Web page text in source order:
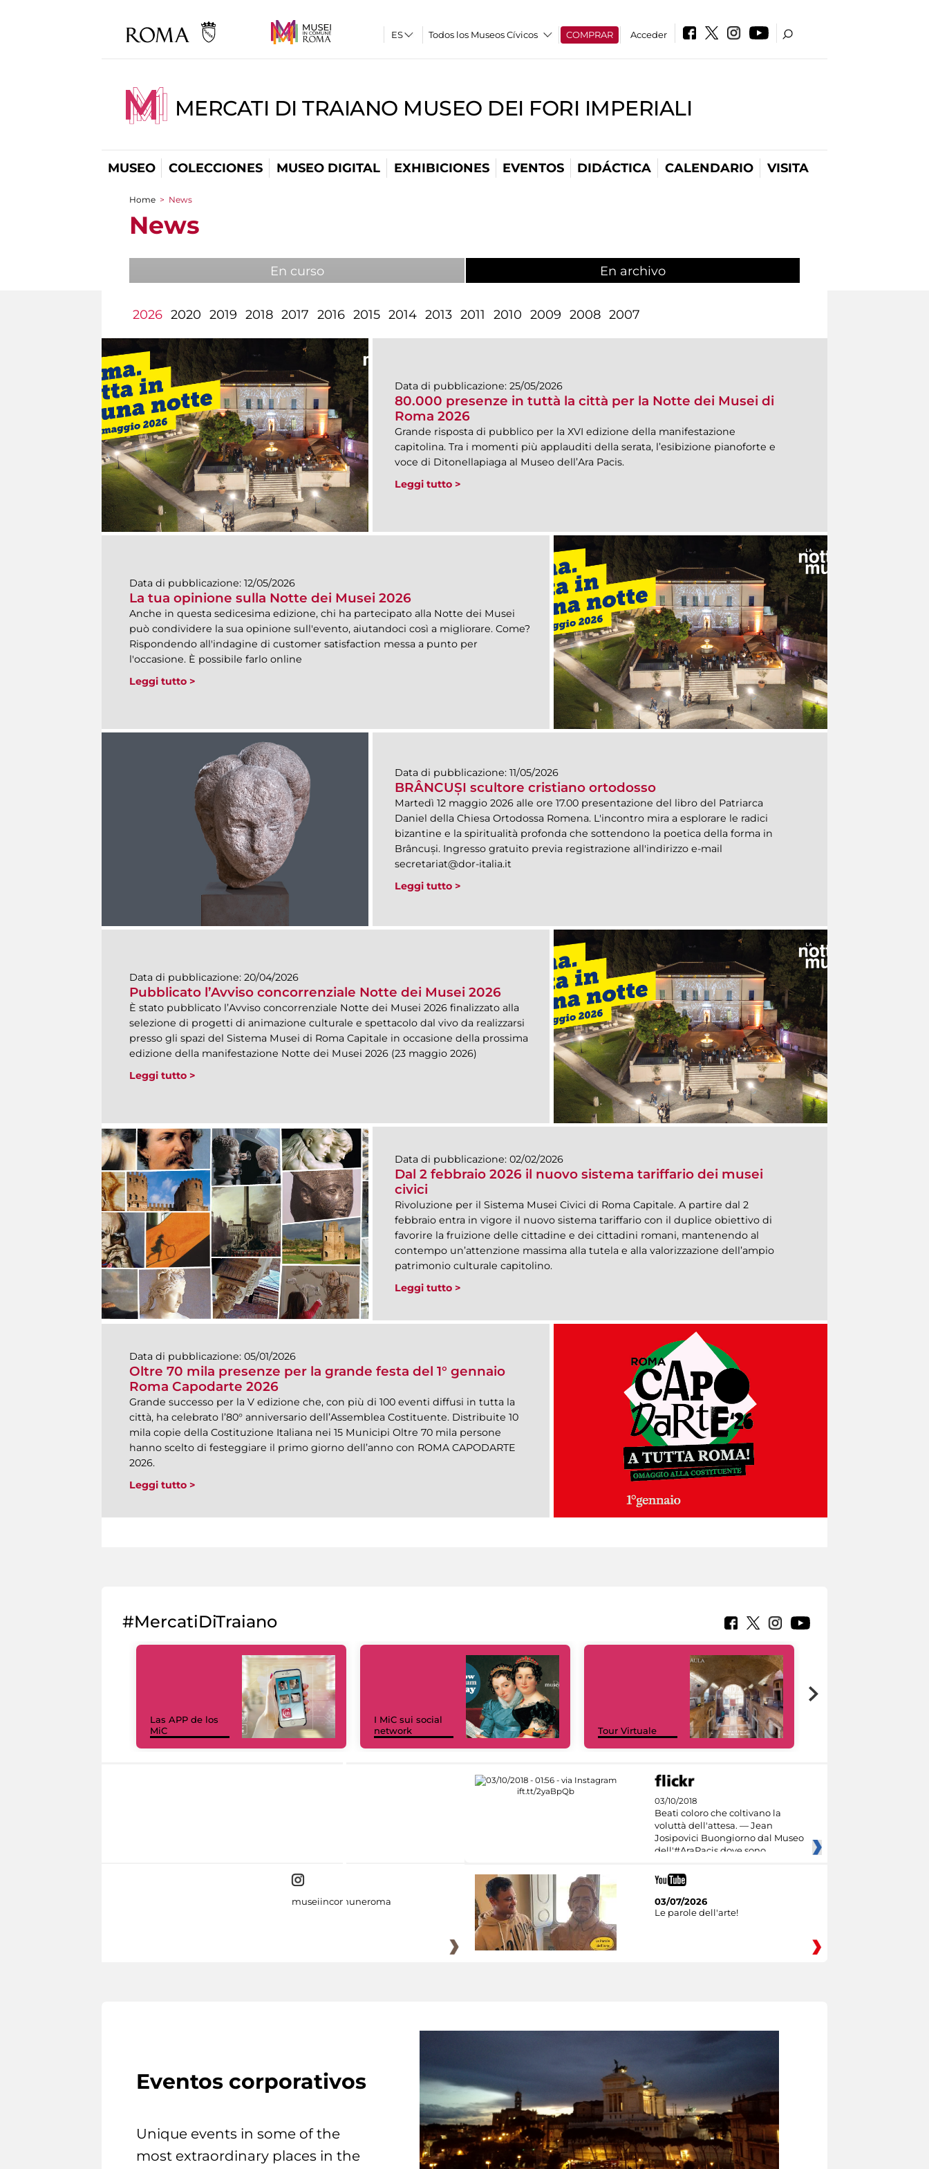
Todos los Museos Cívicos COMPRAR Acceder
MERCATI DI TRAIANO MUSEO DEI FORI IMPERIALI
MUSEO COLECCIONES MUSEO DIGITAL EXHIBICIONES EVENTOS DIDÁCTICA CALENDARIO VISITA
You are here
Home > News
News
En curso En archivo
2026 2020 2019 2018 2017 2016 2015 2014 2013 2011 2010 2009 2008 2007
Data di pubblicazione: 25/05/2026
80.000 presenze in tuttà la città per la Notte dei Musei di
Roma 2026
Grande risposta di pubblico per la XVI edizione della manifestazione
capitolina. Tra i momenti più applauditi della serata, l’esibizione pianoforte e
voce di Ditonellapiaga al Museo dell’Ara Pacis.
Leggi tutto >
Data di pubblicazione: 12/05/2026
La tua opinione sulla Notte dei Musei 2026
Anche in questa sedicesima edizione, chi ha partecipato alla Notte dei Musei
può condividere la sua opinione sull'evento, aiutandoci così a migliorare. Come?
Rispondendo all'indagine di customer satisfaction messa a punto per
l'occasione. È possibile farlo online
Leggi tutto >
Data di pubblicazione: 11/05/2026
BRÂNCUȘI scultore cristiano ortodosso
Martedì 12 maggio 2026 alle ore 17.00 presentazione del libro del Patriarca
Daniel della Chiesa Ortodossa Romena. L'incontro mira a esplorare le radici
bizantine e la spiritualità profonda che sottendono la poetica della forma in
Brâncuși. Ingresso gratuito previa registrazione all'indirizzo e-mail
secretariat@dor-italia.it
Leggi tutto >
Data di pubblicazione: 20/04/2026
Pubblicato l’Avviso concorrenziale Notte dei Musei 2026
È stato pubblicato l’Avviso concorrenziale Notte dei Musei 2026 finalizzato alla
selezione di progetti di animazione culturale e spettacolo dal vivo da realizzarsi
presso gli spazi del Sistema Musei di Roma Capitale in occasione della prossima
edizione della manifestazione Notte dei Musei 2026 (23 maggio 2026)
Leggi tutto >
Data di pubblicazione: 02/02/2026
Dal 2 febbraio 2026 il nuovo sistema tariffario dei musei
civici
Rivoluzione per il Sistema Musei Civici di Roma Capitale. A partire dal 2
febbraio entra in vigore il nuovo sistema tariffario con il duplice obiettivo di
favorire la fruizione delle cittadine e dei cittadini romani, mantenendo al
contempo un’attenzione massima alla tutela e alla valorizzazione dell’ampio
patrimonio culturale capitolino.
Leggi tutto >
Data di pubblicazione: 05/01/2026
Oltre 70 mila presenze per la grande festa del 1° gennaio
Roma Capodarte 2026
Grande successo per la V edizione che, con più di 100 eventi diffusi in tutta la
città, ha celebrato l’80° anniversario dell’Assemblea Costituente. Distribuite 10
mila copie della Costituzione Italiana nei 15 Municipi Oltre 70 mila persone
hanno scelto di festeggiare il primo giorno dell’anno con ROMA CAPODARTE
2026.
Leggi tutto >
#MercatiDiTraiano
Las APP de los
MiC
I MiC sui social
network
Tour Virtuale
03/10/2018
Beati coloro che coltivano la
voluttà dell'attesa. — Jean
Josipovici Buongiorno dal Museo
dell'#AraPacis dove sono
museiincomuneroma
03/07/2026
Le parole dell'arte!
Eventos corporativos
Unique events in some of the
most extraordinary places in the